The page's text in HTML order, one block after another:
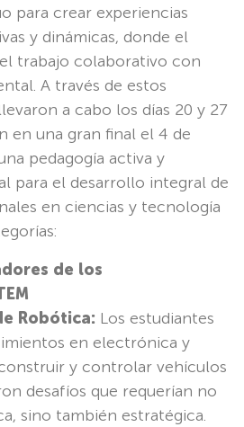
para crear experiencias
y dinámicas, donde el
trabajo colaborativo con
A través de estos
a cabo los días 20 y 27
en una gran final el 4 de
pedagogía activa y
para el desarrollo integral de
en ciencias y tecnología
de los
Robótica: Los estudiantes
en electrónica y
y controlar vehículos
desafíos que requerían no
sino también estratégica.